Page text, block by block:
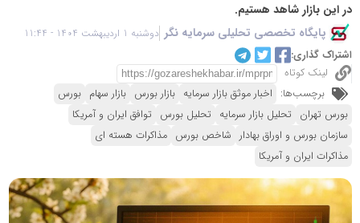
در این بازار شاهد هستیم.
پایگاه تخصصی تحلیلی سرمایه نگر دوشنبه 1 اردیبهشت 1404 - 11:44
اشتراک گذاری:
لینک کوتاه
برچسب‌ها: اخبار موثق بازار سرمایه بازار بورس بازار سهام بورس
بورس تهران تحلیل بازار سرمایه تحلیل بورس توافق ایران و آمریکا
سازمان بورس و اوراق بهادار شاخص بورس مذاکرات هسته ای
مذاکرات ایران و آمریکا